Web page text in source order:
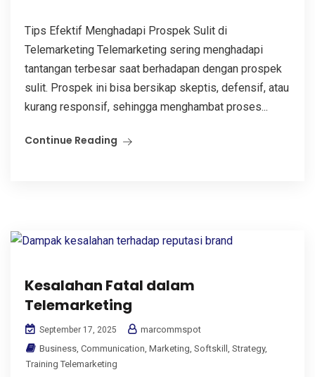
Tips Efektif Menghadapi Prospek Sulit di
Telemarketing Telemarketing sering menghadapi
tantangan terbesar saat berhadapan dengan prospek
sulit. Prospek ini bisa bersikap skeptis, defensif, atau
kurang responsif, sehingga menghambat proses...
Continue Reading
Kesalahan Fatal dalam
Telemarketing
September 17, 2025
marcommspot
Business Communication Marketing Softskill Strategy,
Training Telemarketing